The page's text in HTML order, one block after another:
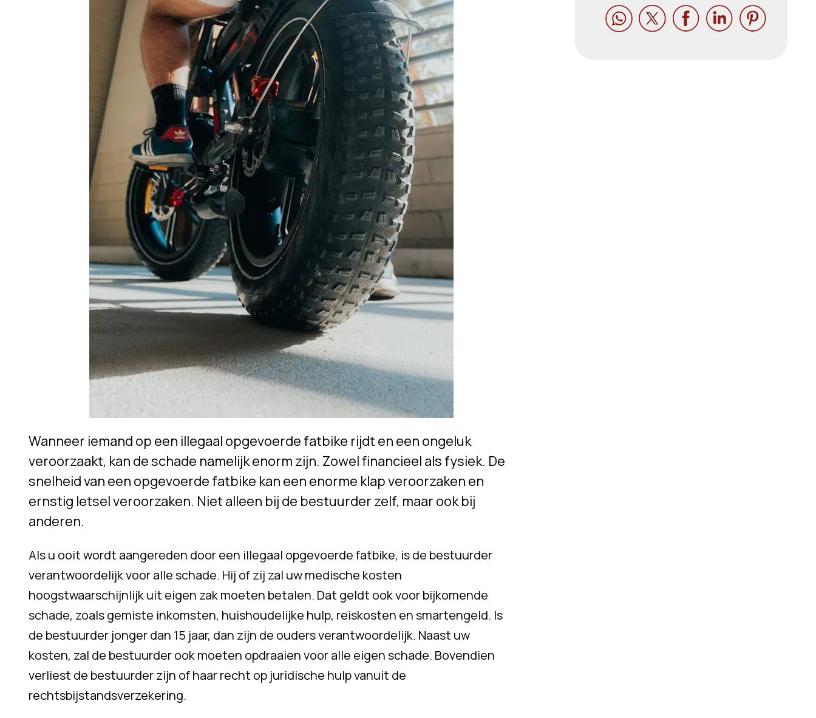
Wanneer iemand op een illegaal opgevoerde fatbike rijdt en een ongeluk
veroorzaakt, kan de schade namelijk enorm zijn. Zowel financieel als fysiek. De
snelheid van een opgevoerde fatbike kan een enorme klap veroorzaken en
ernstig letsel veroorzaken. Niet alleen bij de bestuurder zelf, maar ook bij
anderen.
Als u ooit wordt aangereden door een illegaal opgevoerde fatbike, is de bestuurder
verantwoordelijk voor alle schade. Hij of zij zal uw medische kosten
hoogstwaarschijnlijk uit eigen zak moeten betalen. Dat geldt ook voor bijkomende
schade, zoals gemiste inkomsten, huishoudelijke hulp, reiskosten en smartengeld. Is
de bestuurder jonger dan 15 jaar, dan zijn de ouders verantwoordelijk. Naast uw
kosten, zal de bestuurder ook moeten opdraaien voor alle eigen schade. Bovendien
verliest de bestuurder zijn of haar recht op juridische hulp vanuit de
rechtsbijstandsverzekering.
    